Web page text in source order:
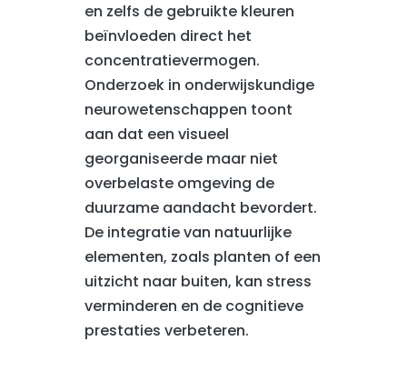
en zelfs de gebruikte kleuren
beïnvloeden direct het
concentratievermogen.
Onderzoek in onderwijskundige
neurowetenschappen toont
aan dat een visueel
georganiseerde maar niet
overbelaste omgeving de
duurzame aandacht bevordert.
De integratie van natuurlijke
elementen, zoals planten of een
uitzicht naar buiten, kan stress
verminderen en de cognitieve
prestaties verbeteren.